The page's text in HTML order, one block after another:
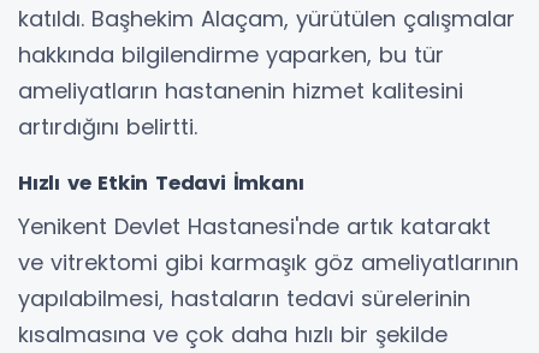
katıldı. Başhekim Alaçam, yürütülen çalışmalar
hakkında bilgilendirme yaparken, bu tür
ameliyatların hastanenin hizmet kalitesini
artırdığını belirtti.
Hızlı ve Etkin Tedavi İmkanı
Yenikent Devlet Hastanesi'nde artık katarakt
ve vitrektomi gibi karmaşık göz ameliyatlarının
yapılabilmesi, hastaların tedavi sürelerinin
kısalmasına ve çok daha hızlı bir şekilde